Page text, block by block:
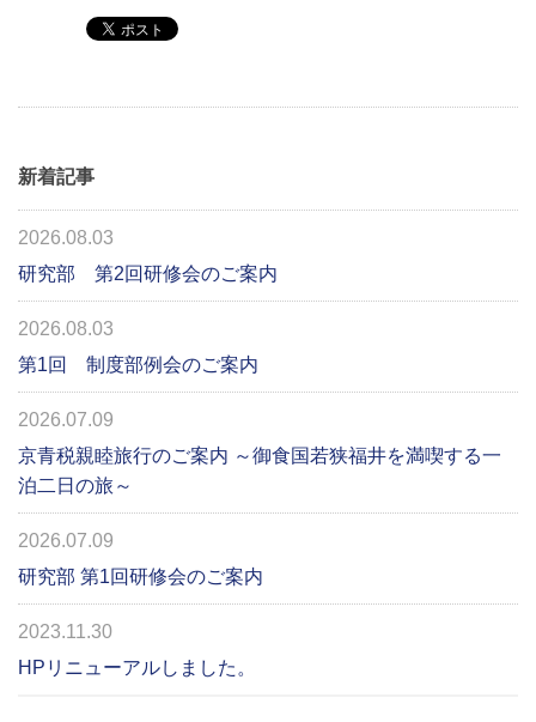
新着記事
2026.08.03
研究部 第2回研修会のご案内
2026.08.03
第1回 制度部例会のご案内
2026.07.09
京青税親睦旅行のご案内 ～御食国若狭福井を満喫する一
泊二日の旅～
2026.07.09
研究部 第1回研修会のご案内
2023.11.30
HPリニューアルしました。